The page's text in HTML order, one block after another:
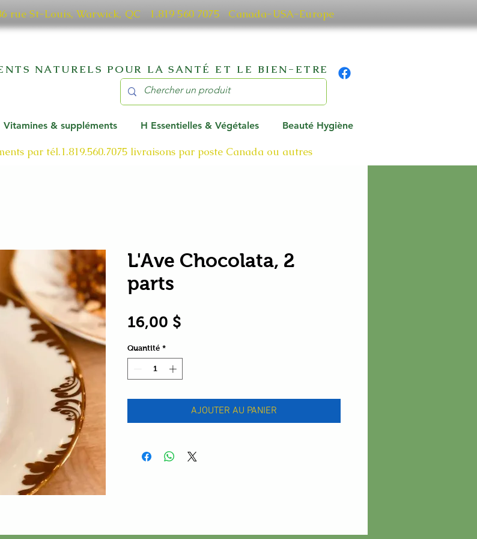
rue St-Louis, Warwick, QC​ 1.819 560 7075 Canada-USA-Europe
NATURELS POUR LA SANTÉ ET LE BIEN-ETRE
Vitamines & suppléments H Essentielles & Végétales Beauté Hygiène
par tél.1.819.560.7075 livraisons par poste Canada ou autres
L'Ave Chocolata, 2
parts
16,00 $
Quantité *
AJOUTER AU PANIER